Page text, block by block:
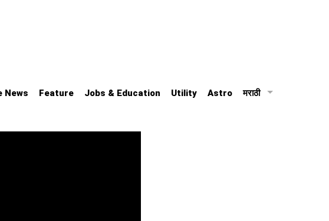
News Feature Jobs & Education Utility Astro मराठी